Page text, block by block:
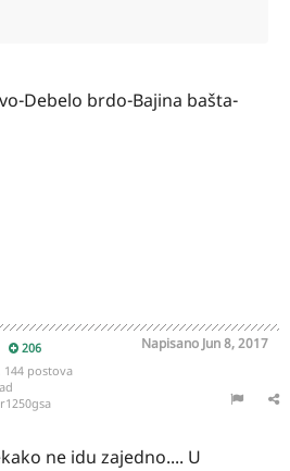
Debelo brdo-Bajina bašta-
206 Napisano Jun 8, 2017
postova
ne idu zajedno.... U